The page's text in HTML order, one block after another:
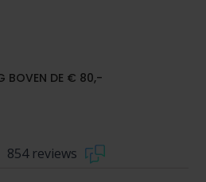
BOVEN DE € 80,-
854 reviews